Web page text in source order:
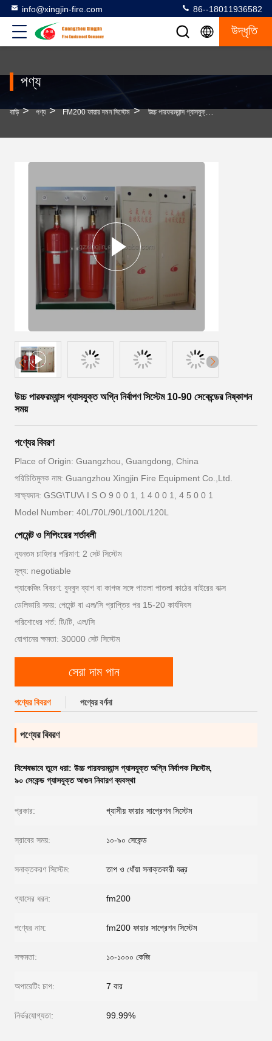
info@xingjin-fire.com 86--18011936582
উদ্ধৃতি
পণ্য
বাড়ি > পণ্য > FM200 ফায়ার দমন সিস্টেম > উচ্চ পারফরম্যান্স গ্যাসযুক্ত অগ্নি নির্বাপণ সিস্টেম 10-90 সেকেন্ডের নিষ্কাশন সময়
উচ্চ পারফরম্যান্স গ্যাসযুক্ত অগ্নি নির্বাপণ সিস্টেম 10-90 সেকেন্ডের নিষ্কাশন
সময়
পণ্যের বিবরণ
Place of Origin: Guangzhou, Guangdong, China
পরিচিতিমুলক নাম: Guangzhou Xingjin Fire Equipment Co.,Ltd.
সাক্ষ্যদান: GSG\TUV\ I S O 9 0 0 1, 1 4 0 0 1, 4 5 0 0 1
Model Number: 40L/70L/90L/100L/120L
পেমেন্ট ও শিপিংয়ের শর্তাবলী
ন্যূনতম চাহিদার পরিমাণ: 2 সেট সিস্টেম
মূল্য: negotiable
প্যাকেজিং বিবরণ: বুদবুদ ব্যাগ বা কাগজ সঙ্গে পাতলা পাতলা কাঠের বাইরের বাক্স
ডেলিভারি সময়: পেমেন্ট বা এল/সি প্রাপ্তির পর 15-20 কার্যদিবস
পরিশোধের শর্ত: টি/টি, এল/সি
যোগানের ক্ষমতা: 30000 সেট সিস্টেম
সেরা দাম পান
পণ্যের বিবরণ পণ্যের বর্ণনা
পণ্যের বিবরণ
বিশেষভাবে তুলে ধরা: উচ্চ পারফরম্যান্স গ্যাসযুক্ত অগ্নি নির্বাপক সিস্টেম,
৯০ সেকেন্ড গ্যাসযুক্ত আগুন নিবারণ ব্যবস্থা
প্রকার: গ্যাসীয় ফায়ার সাপ্রেশন সিস্টেম
স্রাবের সময়: ১০-৯০ সেকেন্ড
সনাক্তকরণ সিস্টেম: তাপ ও ধোঁয়া সনাক্তকারী যন্ত্র
গ্যাসের ধরন: fm200
পণ্যের নাম: fm200 ফায়ার সাপ্রেশন সিস্টেম
সক্ষমতা: ১০-১০০০ কেজি
অপারেটিং চাপ: 7 বার
নির্ভরযোগ্যতা: 99.99%